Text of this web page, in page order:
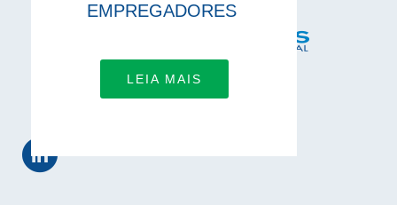
EMPREGADORES
LEIA MAIS